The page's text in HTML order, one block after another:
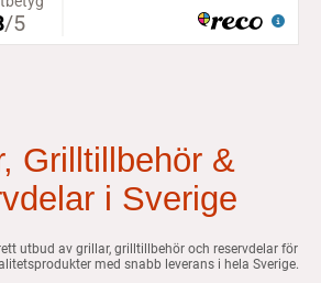
Grilltillbehör &
i Sverige
utbud av grillar, grilltillbehör och reservdelar för
med snabb leverans i hela Sverige.